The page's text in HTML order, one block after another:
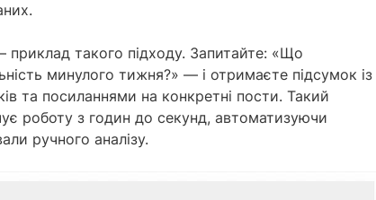
приклад такого підходу. Запитайте: «Що
минулого тижня?» — і отримаєте підсумок із
та посиланнями на конкретні пости. Такий
роботу з годин до секунд, автоматизуючи
ручного аналізу.